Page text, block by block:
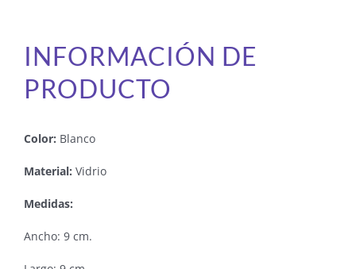
INFORMACIÓN DE
PRODUCTO
Color: Blanco
Material: Vidrio
Medidas:
Ancho: 9 cm.